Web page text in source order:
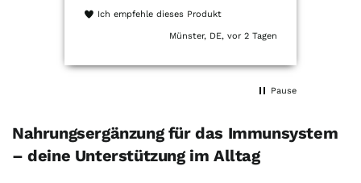
trying it, I've had a really great
experience. It dissolves quickly
and my energy feels much more
tired when I woke up, and I've
Ich empfehle dieses Produkt
Münster, DE, vor 2 Tagen
Pause
Nahrungsergänzung für das Immunsystem
– deine Unterstützung im Alltag